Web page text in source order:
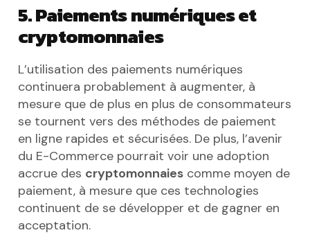
5. Paiements numériques et
cryptomonnaies
L’utilisation des paiements numériques
continuera probablement à augmenter, à
mesure que de plus en plus de consommateurs
se tournent vers des méthodes de paiement
en ligne rapides et sécurisées. De plus, l’avenir
du E-Commerce pourrait voir une adoption
accrue des cryptomonnaies comme moyen de
paiement, à mesure que ces technologies
continuent de se développer et de gagner en
acceptation.